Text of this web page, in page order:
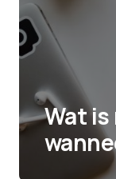
Wat